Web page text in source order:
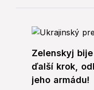
Zelenskyj
ďalší krok,
jeho armádu!